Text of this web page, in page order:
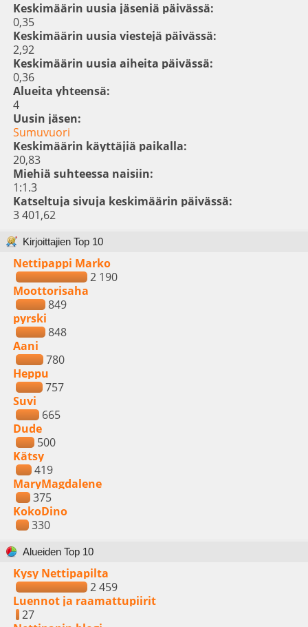
Keskimäärin uusia jäseniä päivässä:
0,35
Keskimäärin uusia viestejä päivässä:
2,92
Keskimäärin uusia aiheita päivässä:
0,36
Alueita yhteensä:
4
Uusin jäsen:
Sumuvuori
Keskimäärin käyttäjiä paikalla:
20,83
Miehiä suhteessa naisiin:
1:1.3
Katseltuja sivuja keskimäärin päivässä:
3 401,62
Kirjoittajien Top 10
Nettipappi Marko
2 190
Moottorisaha
849
pyrski
848
Aani
780
Heppu
757
Suvi
665
Dude
500
Kätsy
419
MaryMagdalene
375
KokoDino
330
Alueiden Top 10
Kysy Nettipapilta
2 459
Luennot ja raamattupiirit
27